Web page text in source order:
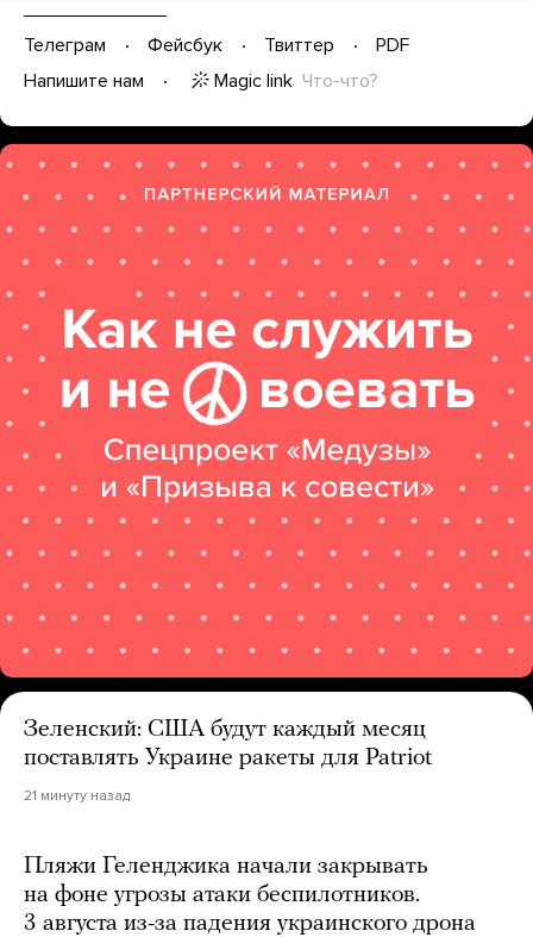
Телеграм Фейсбук Твиттер
PDF
Напишите нам
Magic link Что-что?
Зеленский: США будут каждый месяц
поставлять Украине ракеты для Patriot
21 минуту назад
Пляжи Геленджика начали закрывать
на фоне угрозы атаки беспилотников.
3 августа из-за падения украинского дрона